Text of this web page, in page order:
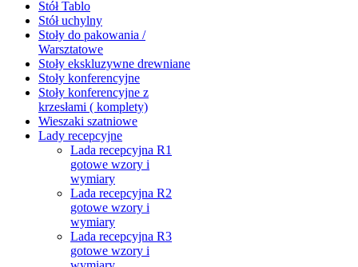
Stół Tablo
Stół uchylny
Stoły do pakowania /
Warsztatowe
Stoły ekskluzywne drewniane
Stoły konferencyjne
Stoły konferencyjne z
krzesłami ( komplety)
Wieszaki szatniowe
Lady recepcyjne
Lada recepcyjna R1
gotowe wzory i
wymiary
Lada recepcyjna R2
gotowe wzory i
wymiary
Lada recepcyjna R3
gotowe wzory i